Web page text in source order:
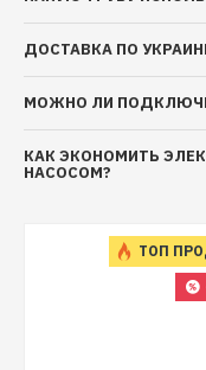
перекачиваемой
ДОСТАВКА ПО
МОЖНО ЛИ
КАК ЭКОНОМИТЬ
НАСОСОМ?
ТОП